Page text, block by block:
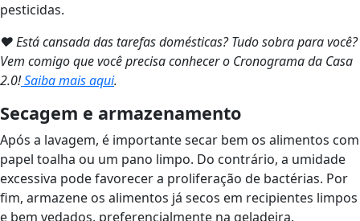
pesticidas.
❤ Está cansada das tarefas domésticas? Tudo sobra para você?
Vem comigo que você precisa conhecer o Cronograma da Casa
2.0!Saiba mais aqui.
Secagem e armazenamento
Após a lavagem, é importante secar bem os alimentos com
papel toalha ou um pano limpo. Do contrário, a umidade
excessiva pode favorecer a proliferação de bactérias. Por
fim, armazene os alimentos já secos em recipientes limpos
e bem vedados, preferencialmente na geladeira.